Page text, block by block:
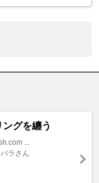
グを纏う
...
ラさん